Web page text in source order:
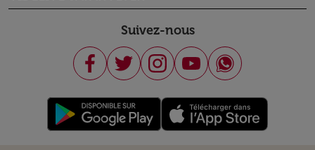
Suivez-nous